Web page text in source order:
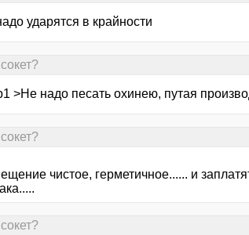
ударятся в крайности
>Не надо песать охинею, путая
чистое, герметичное...... и